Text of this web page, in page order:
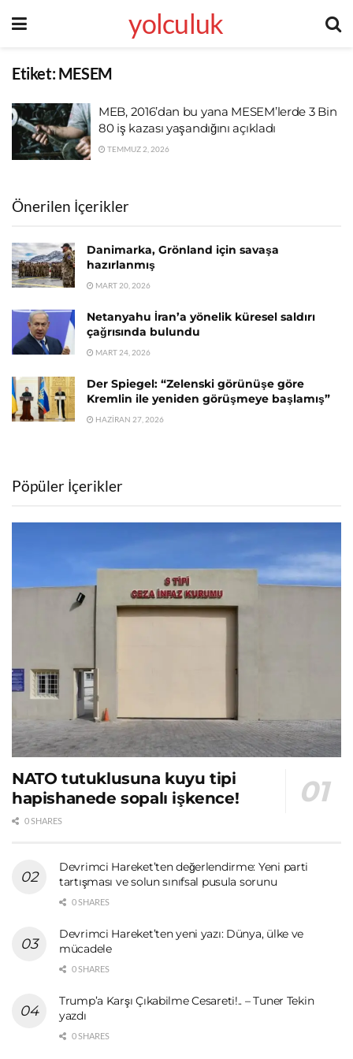
yolculuk
Etiket:MESEM
MEB, 2016’dan bu yana MESEM’lerde 3 Bin
80 iş kazası yaşandığını açıkladı
TEMMUZ 2, 2026
Önerilen İçerikler
Danimarka, Grönland için savaşa
hazırlanmış
MART 20, 2026
Netanyahu İran’a yönelik küresel saldırı
çağrısında bulundu
MART 24, 2026
Der Spiegel: “Zelenski görünüşe göre
Kremlin ile yeniden görüşmeye başlamış”
HAZIRAN 27, 2026
Pöpüler İçerikler
NATO tutuklusuna kuyu tipi
hapishanede sopalı işkence!
0 SHARES
Devrimci Hareket’ten değerlendirme: Yeni parti
tartışması ve solun sınıfsal pusula sorunu
0 SHARES
Devrimci Hareket’ten yeni yazı: Dünya, ülke ve
mücadele
0 SHARES
Trump’a Karşı Çıkabilme Cesareti!.. – Tuner Tekin
yazdı
0 SHARES